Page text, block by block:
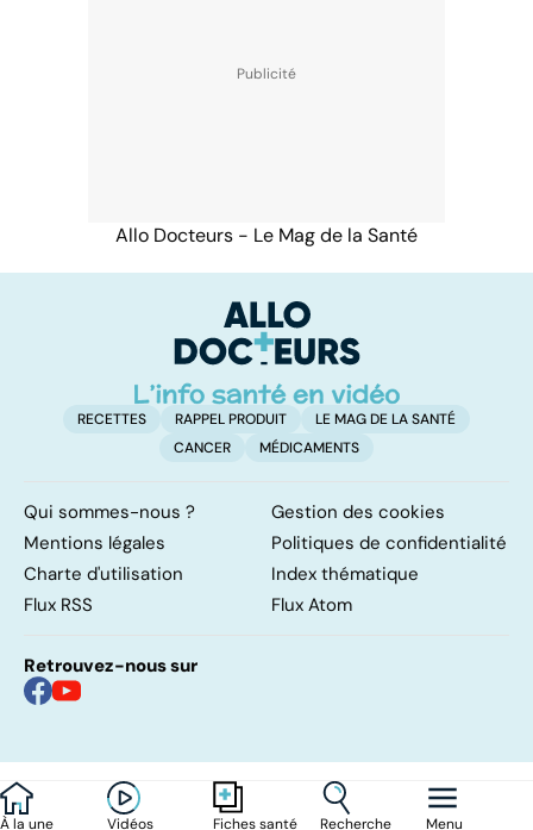
À la une Vidéos Fiches santé Recherche Menu
Allo Docteurs - Le Mag de la Santé
RECETTES RAPPEL PRODUIT
LE MAG DE LA SANTÉ
CANCER
MÉDICAMENTS
Qui sommes-nous ?
Gestion des cookies
Mentions légales
Politiques de confidentialité
Charte d'utilisation
Index thématique
Flux RSS
Flux Atom
Retrouvez-nous sur